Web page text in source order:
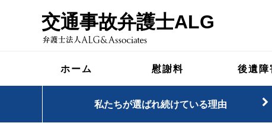
交通事故弁護士ALG
ホーム 慰謝料 後遺障
私たちが選ばれ続けている理由